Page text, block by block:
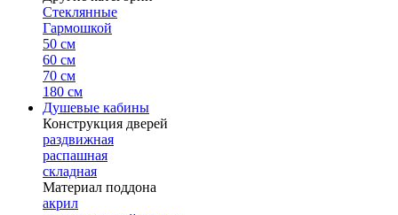
Стеклянные
Гармошкой
50 см
60 см
70 см
180 см
Душевые кабины
Конструкция дверей
раздвижная
распашная
складная
Материал поддона
акрил